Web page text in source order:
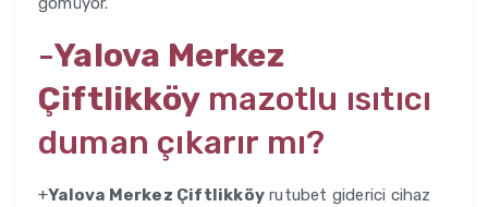
-Yalova Merkez
Çiftlikköy mazotlu ısıtıcı
duman çıkarır mı?
+Yalova Merkez Çiftlikköy rutubet giderici cihaz